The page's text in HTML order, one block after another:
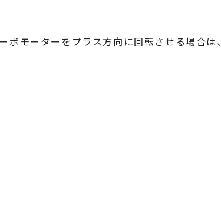
モーターをプラス方向に回転させる場合は、